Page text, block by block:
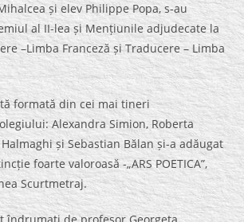
și elev Philippe Popa, s-au
al II-lea și Mențiunile adjudecate la
–Limba Franceză și Traducere – Limba
formată din cei mai tineri
Alexandra Simion, Roberta
și Sebastian Bălan și-a adăugat
foarte valoroasă -„ARS POETICA”,
Scurtmetraj.